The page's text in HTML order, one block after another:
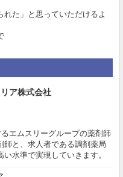
た」と思っていただけるよ
ア株式会社
エムスリーグループの薬剤師
師と、求人者である調剤薬局
水準で実現していきます。